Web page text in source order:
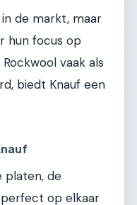
de markt, maar
hun focus op
vaak als
biedt Knauf een
platen, de
op elkaar